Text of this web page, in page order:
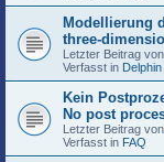
Modellierung
three-
Letzter Beitrag von
Verfasst in Delphin
Kein
No post
Letzter Beitrag von
Verfasst in FAQ